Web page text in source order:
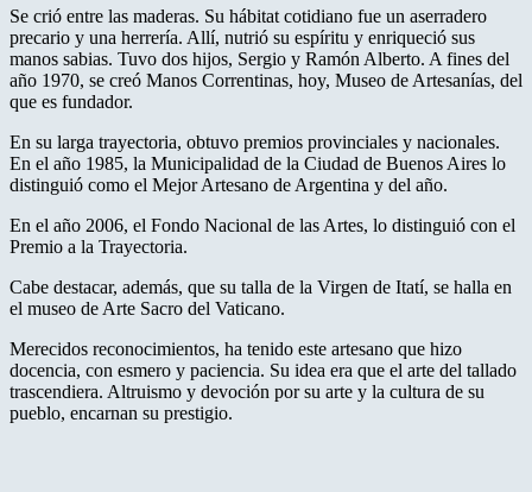
Se crió entre las maderas. Su hábitat cotidiano fue un aserradero
precario y una herrería. Allí, nutrió su espíritu y enriqueció sus
manos sabias. Tuvo dos hijos, Sergio y Ramón Alberto. A fines del
año 1970, se creó Manos Correntinas, hoy, Museo de Artesanías, del
que es fundador.
En su larga trayectoria, obtuvo premios provinciales y nacionales.
En el año 1985, la Municipalidad de la Ciudad de Buenos Aires lo
distinguió como el Mejor Artesano de Argentina y del año.
En el año 2006, el Fondo Nacional de las Artes, lo distinguió con el
Premio a la Trayectoria.
Cabe destacar, además, que su talla de la Virgen de Itatí, se halla en
el museo de Arte Sacro del Vaticano.
Merecidos reconocimientos, ha tenido este artesano que hizo
docencia, con esmero y paciencia. Su idea era que el arte del tallado
trascendiera. Altruismo y devoción por su arte y la cultura de su
pueblo, encarnan su prestigio.